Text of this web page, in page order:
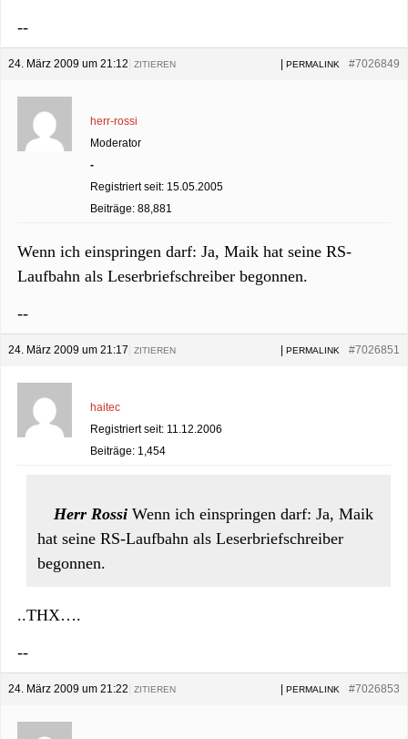
--
24. März 2009 um 21:12 #7026849
PERMALINK
ZITIEREN
herr-rossi
Moderator
-
Registriert seit: 15.05.2005
Beiträge: 88,881
Wenn ich einspringen darf: Ja, Maik hat seine RS-
Laufbahn als Leserbriefschreiber begonnen.
--
24. März 2009 um 21:17 #7026851
PERMALINK
ZITIEREN
haitec
Registriert seit: 11.12.2006
Beiträge: 1,454
Herr Rossi Wenn ich einspringen darf: Ja, Maik
hat seine RS-Laufbahn als Leserbriefschreiber
begonnen.
..THX….
--
24. März 2009 um 21:22 #7026853
PERMALINK
ZITIEREN